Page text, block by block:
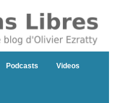
Podcasts Videos